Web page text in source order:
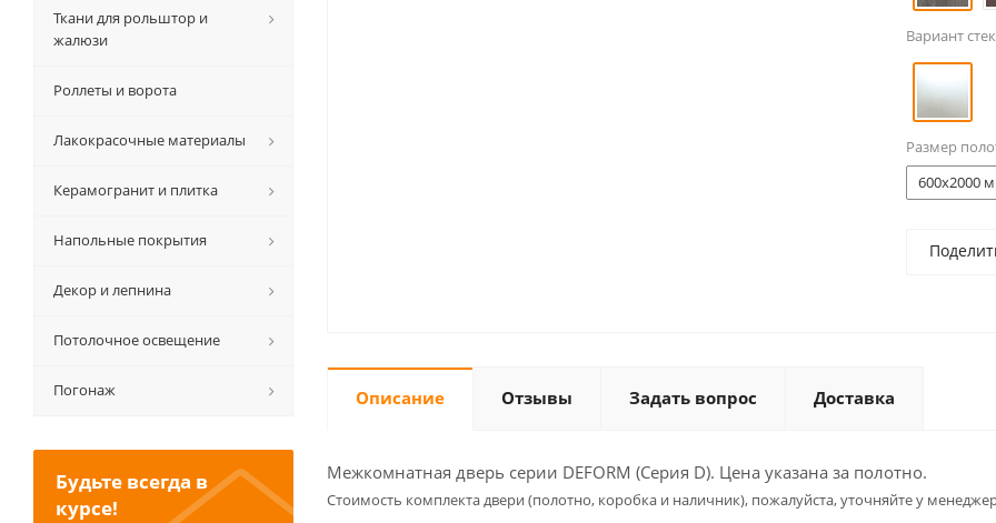
Вариант
Размер
600x2000
Описание Отзывы Задать вопрос Доставка
Межкомнатная дверь серии DEFORM (Серия D). Цена указана за полотно.
Cтоимость комплекта двери (полотно, коробка и наличник), пожалуйста, уточняйте у
Ткани для рольштор и
жалюзи
Роллеты и ворота
Лакокрасочные материалы
Керамогранит и плитка
Напольные покрытия
Декор и лепнина
Потолочное освещение
Погонаж
Будьте всегда в
курсе!